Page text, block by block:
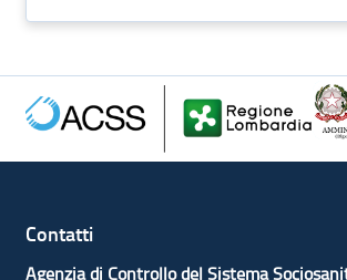
Contatti
Agenzia di Controllo del Sistema